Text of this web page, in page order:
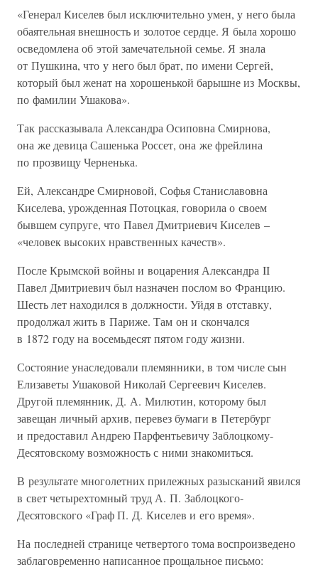
«Генерал Киселев был исключительно умен, у него была
обаятельная внешность и золотое сердце. Я была хорошо
осведомлена об этой замечательной семье. Я знала
от Пушкина, что у него был брат, по имени Сергей,
который был женат на хорошенькой барышне из Москвы,
по фамилии Ушакова».
Так рассказывала Александра Осиповна Смирнова,
она же девица Сашенька Россет, она же фрейлина
по прозвищу Черненька.
Ей, Александре Смирновой, Софья Станиславовна
Киселева, урожденная Потоцкая, говорила о своем
бывшем супруге, что Павел Дмитриевич Киселев –
«человек высоких нравственных качеств».
После Крымской войны и воцарения Александра II
Павел Дмитриевич был назначен послом во Францию.
Шесть лет находился в должности. Уйдя в отставку,
продолжал жить в Париже. Там он и скончался
в 1872 году на восемьдесят пятом году жизни.
Состояние унаследовали племянники, в том числе сын
Елизаветы Ушаковой Николай Сергеевич Киселев.
Другой племянник, Д. А. Милютин, которому был
завещан личный архив, перевез бумаги в Петербург
и предоставил Андрею Парфентьевичу Заблоцкому-
Десятовскому возможность с ними знакомиться.
В результате многолетних прилежных разысканий явился
в свет четырехтомный труд А. П. Заблоцкого-
Десятовского «Граф П. Д. Киселев и его время».
На последней странице четвертого тома воспроизведено
заблаговременно написанное прощальное письмо: